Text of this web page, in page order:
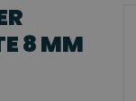
8 MM